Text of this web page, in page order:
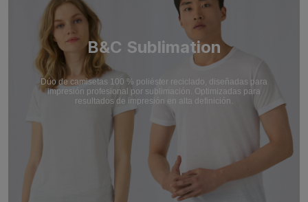
B&C Sublimation
Dúo de camisetas 100 % poliéster reciclado, diseñadas para
impresión profesional por sublimación. Optimizadas para
resultados de impresión en alta definición.